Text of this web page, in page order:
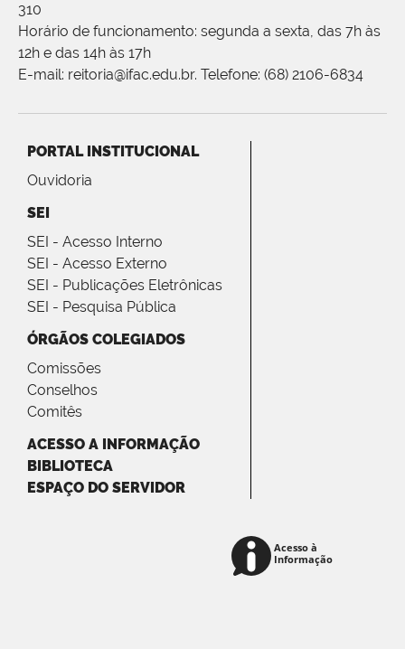
310
Horário de funcionamento: segunda a sexta, das 7h às
12h e das 14h às 17h
E-mail: reitoria@ifac.edu.br. Telefone: (68) 2106-6834
PORTAL INSTITUCIONAL
Ouvidoria
SEI
SEI - Acesso Interno
SEI - Acesso Externo
SEI - Publicações Eletrônicas
SEI - Pesquisa Pública
ÓRGÃOS COLEGIADOS
Comissões
Conselhos
Comitês
ACESSO A INFORMAÇÃO
BIBLIOTECA
ESPAÇO DO SERVIDOR